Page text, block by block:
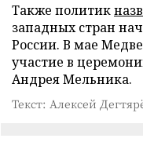
Также политик
западных стран
России. В мае
участие в
Андрея Мельника.
Текст: Алексей